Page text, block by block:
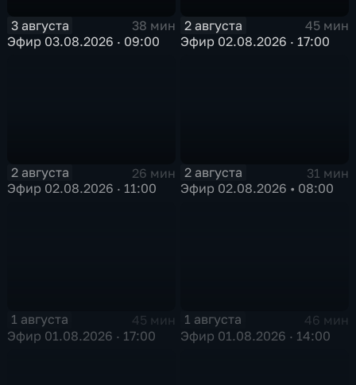
3 августа
38 мин
Эфир 03.08.2026 · 09:00
2 августа
45 мин
Эфир 02.08.2026 · 17:00
2 августа
26 мин
Эфир 02.08.2026 · 11:00
2 августа
31 мин
Эфир 02.08.2026 • 08:00
1 августа
45 мин
Эфир 01.08.2026 · 17:00
1 августа
46 мин
Эфир 01.08.2026 · 14:00